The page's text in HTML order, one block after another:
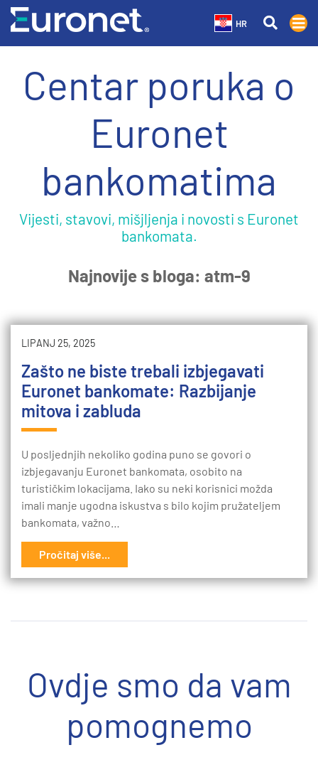
HR
Centar poruka o
Euronet
bankomatima
Vijesti, stavovi, mišjljenja i novosti s Euronet
bankomata.
Najnovije s bloga: atm-9
LIPANJ 25, 2025
Zašto ne biste trebali izbjegavati
Euronet bankomate: Razbijanje
mitova i zabluda
U posljednjih nekoliko godina puno se govori o
izbjegavanju Euronet bankomata, osobito na
turističkim lokacijama. Iako su neki korisnici možda
imali manje ugodna iskustva s bilo kojim pružateljem
bankomata, važno…
Pročitaj više...
Ovdje smo da vam
pomognemo